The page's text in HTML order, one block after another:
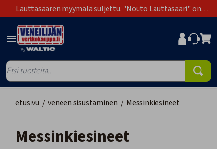
Lauttasaaren myymälä suljettu. "Nouto Lauttasaari" on
poistunut toimitustapavaihtoehdoista.
etusivu / veneen sisustaminen / Messinkiesineet
Messinkiesineet